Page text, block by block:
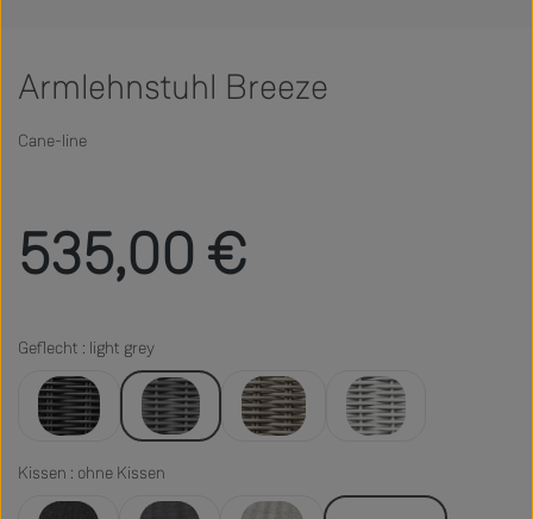
Armlehnstuhl Breeze
Cane-line
535,00 €
Geflecht : light grey
black light grey taupe white grey
Kissen : ohne Kissen